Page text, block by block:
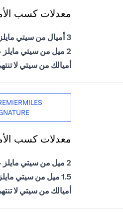
معدلات كسب الأميال عن كل 1
3 أميال من سيتي مايلز على المشتريات الدولية
2 ميل من سيتي مايلز على المشتريات المحلية
أميالك من سيتي لا
معدلات كسب الأميال عن كل 1
2 ميل من سيتي مايلز على المشتريات الدولية
1.5 ميل من سيتي مايلز على المشتريات المحلية
أميالك من سيتي لا